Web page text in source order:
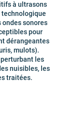
à ultrasons
sonores
pour
dérangeantes
mulots).
les
nuisibles, les
traitées.